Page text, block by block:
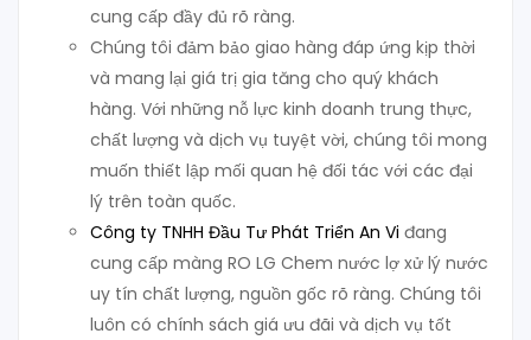
cung cấp đầy đủ rõ ràng.
Chúng tôi đảm bảo giao hàng đáp ứng kịp thời
và mang lại giá trị gia tăng cho quý khách
hàng. Với những nỗ lực kinh doanh trung thực,
chất lượng và dịch vụ tuyệt vời, chúng tôi mong
muốn thiết lập mối quan hệ đối tác với các đại
lý trên toàn quốc.
Công ty TNHH Đầu Tư Phát Triển An Vi đang
cung cấp màng RO LG Chem nước lợ xử lý nước
uy tín chất lượng, nguồn gốc rõ ràng. Chúng tôi
luôn có chính sách giá ưu đãi và dịch vụ tốt